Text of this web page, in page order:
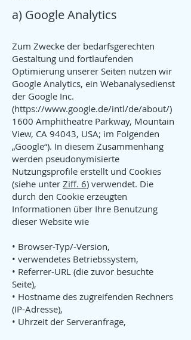
a) Google Analytics
Zum Zwecke der bedarfsgerechten
Gestaltung und fortlaufenden
Optimierung unserer Seiten nutzen wir
Google Analytics, ein Webanalysedienst
der Google Inc.
(https://www.google.de/intl/de/about/)
1600 Amphitheatre Parkway, Mountain
View, CA 94043, USA; im Folgenden
„Google“). In diesem Zusammenhang
werden pseudonymisierte
Nutzungsprofile erstellt und Cookies
(siehe unter Ziff. 6) verwendet. Die
durch den Cookie erzeugten
Informationen über Ihre Benutzung
dieser Website wie
• Browser-Typ/-Version,
• verwendetes Betriebssystem,
• Referrer-URL (die zuvor besuchte
Seite),
• Hostname des zugreifenden Rechners
(IP-Adresse),
• Uhrzeit der Serveranfrage,